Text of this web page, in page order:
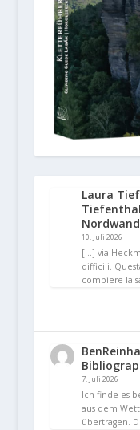
Laura
10. Juli 2026
[…] via
difficili.
compiere la
7. Juli 2026
Ich finde es
aus dem
übertragen.